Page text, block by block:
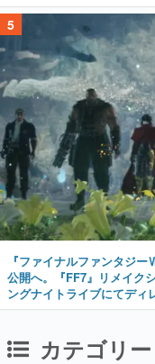
5
『ファイナルファンタジ
公開へ。『FF7』リメイク
ングナイトライブにてディ
カテゴリ